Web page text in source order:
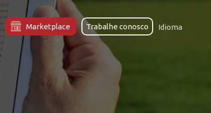
Marketplace Trabalhe conosco Idioma